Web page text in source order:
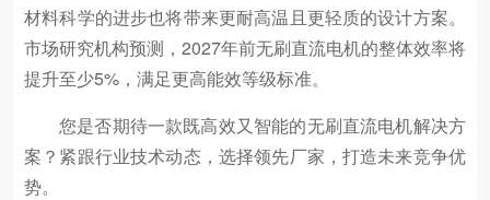
材料科学的进步也将带来更耐高温且更轻质的设计方案。
市场研究机构预测，2027年前无刷直流电机的整体效率将
提升至少5%，满足更高能效等级标准。
您是否期待一款既高效又智能的无刷直流电机解决方
案？紧跟行业技术动态，选择领先厂家，打造未来竞争优
势。